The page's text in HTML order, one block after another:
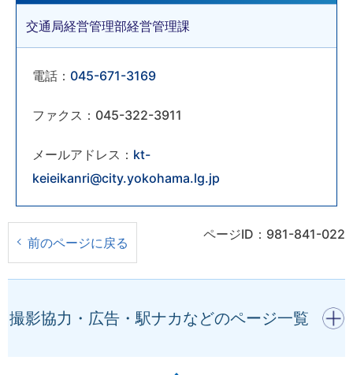
交通局経営管理部経営管理課
電話： 045-671-3169
ファクス：045-322-3911
メールアドレス： kt-
keieikanri@city.yokohama.lg.jp
前のページに戻る
ページID：981-841-022
撮影協力・広告・駅ナカなどのページ一覧
開く